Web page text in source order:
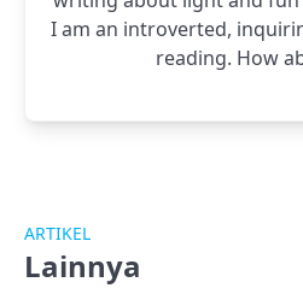
I am an introverted,
reading. How
ARTIKEL
Lainnya